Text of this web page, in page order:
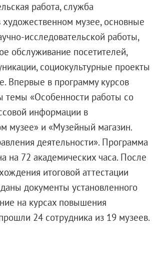
Нестеров
Эрьзя – скульптор мира. К
Императора Александра III и её
Куинджи. Иллюзия света
традиция
авангард
Васильев. К 175-летию со дня
информация
и часы работы
льготах и услугах
покупки и возврата билетов
посещения музея
мнение / Сообщить о проблеме
работа, служба
художественном музее, основные
исследовательской работы,
обслуживание посетителей,
социокультурные проекты
Впервые в программу курсов
темы «Особенности работы со
информации в
музее» и «Музейный магазин.
деятельности». Программа
на 72 академических часа. После
итоговой аттестации
документы установленного
на курсах повышения
24 сотрудника из 19 музеев.